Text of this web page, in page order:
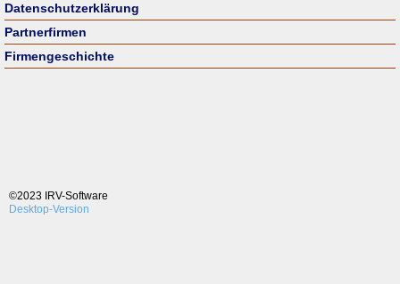
Datenschutzerklärung
Partnerfirmen
Firmengeschichte
Desktop-Version
©2023 IRV-Software